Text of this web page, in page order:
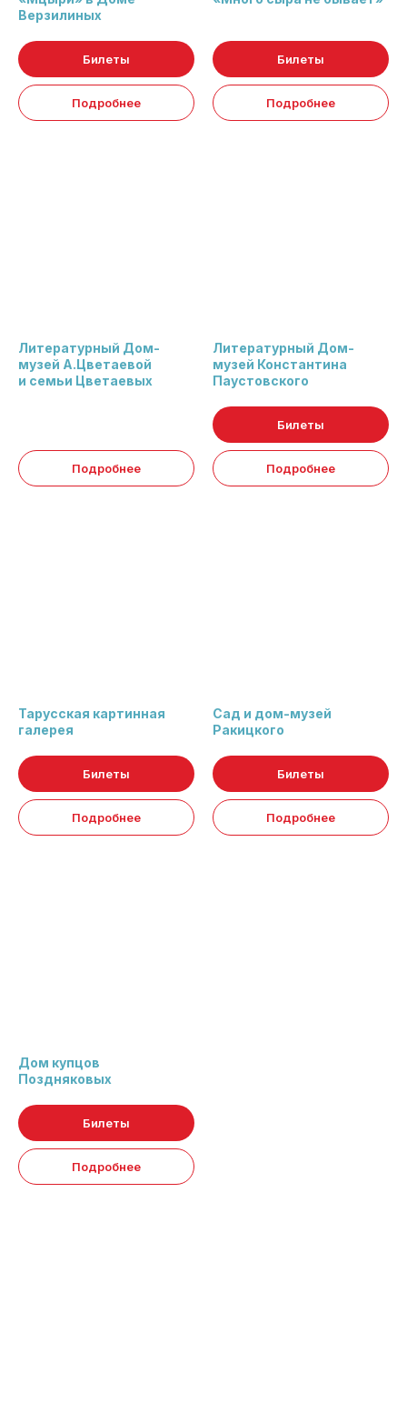
Верзилиных
Билеты
Подробнее
Билеты
Подробнее
Литературный Дом-
музей А.Цветаевой
и семьи Цветаевых
Подробнее
Литературный Дом-
музей Константина
Паустовского
Билеты
Подробнее
Тарусская картинная
галерея
Билеты
Подробнее
Сад и дом-музей
Ракицкого
Билеты
Подробнее
Дом купцов
Поздняковых
Билеты
Подробнее